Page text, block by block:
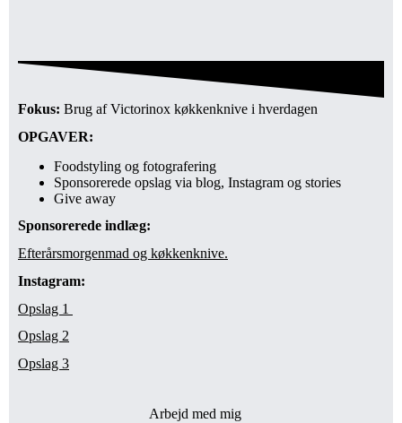
Fokus: Brug af Victorinox køkkenknive i hverdagen
OPGAVER:
Foodstyling og fotografering
Sponsorerede opslag via blog, Instagram og stories
Give away
Sponsorerede indlæg:
Efterårsmorgenmad og køkkenknive.
Instagram:
Opslag 1
Opslag 2
Opslag 3
Arbejd med mig